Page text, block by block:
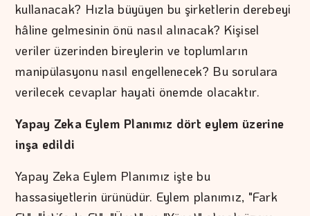
kullanacak? Hızla büyüyen bu şirketlerin derebeyi
hâline gelmesinin önü nasıl alınacak? Kişisel
veriler üzerinden bireylerin ve toplumların
manipülasyonu nasıl engellenecek? Bu sorulara
verilecek cevaplar hayati önemde olacaktır.
Yapay Zeka Eylem Planımız dört eylem üzerine
inşa edildi
Yapay Zeka Eylem Planımız işte bu
hassasiyetlerin ürünüdür. Eylem planımız, "Fark